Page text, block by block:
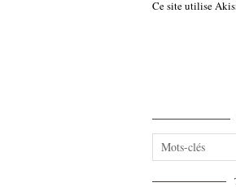
Ce site utilise